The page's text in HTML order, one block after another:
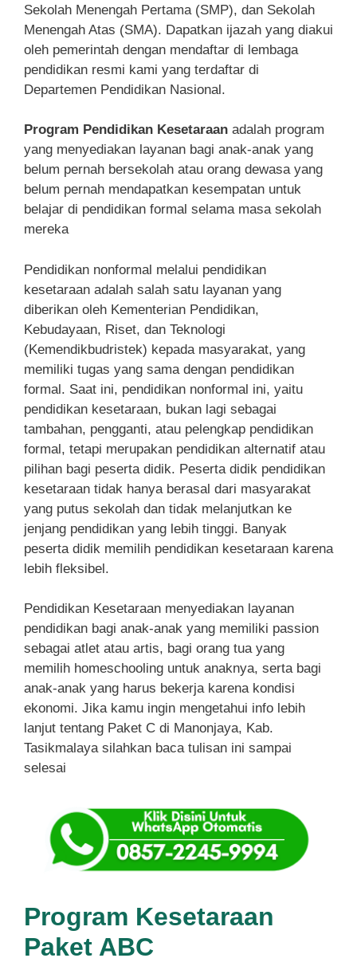
Sekolah Menengah Pertama (SMP), dan Sekolah
Menengah Atas (SMA). Dapatkan ijazah yang diakui
oleh pemerintah dengan mendaftar di lembaga
pendidikan resmi kami yang terdaftar di
Departemen Pendidikan Nasional.
Program Pendidikan Kesetaraan adalah program
yang menyediakan layanan bagi anak-anak yang
belum pernah bersekolah atau orang dewasa yang
belum pernah mendapatkan kesempatan untuk
belajar di pendidikan formal selama masa sekolah
mereka
Pendidikan nonformal melalui pendidikan
kesetaraan adalah salah satu layanan yang
diberikan oleh Kementerian Pendidikan,
Kebudayaan, Riset, dan Teknologi
(Kemendikbudristek) kepada masyarakat, yang
memiliki tugas yang sama dengan pendidikan
formal. Saat ini, pendidikan nonformal ini, yaitu
pendidikan kesetaraan, bukan lagi sebagai
tambahan, pengganti, atau pelengkap pendidikan
formal, tetapi merupakan pendidikan alternatif atau
pilihan bagi peserta didik. Peserta didik pendidikan
kesetaraan tidak hanya berasal dari masyarakat
yang putus sekolah dan tidak melanjutkan ke
jenjang pendidikan yang lebih tinggi. Banyak
peserta didik memilih pendidikan kesetaraan karena
lebih fleksibel.
Pendidikan Kesetaraan menyediakan layanan
pendidikan bagi anak-anak yang memiliki passion
sebagai atlet atau artis, bagi orang tua yang
memilih homeschooling untuk anaknya, serta bagi
anak-anak yang harus bekerja karena kondisi
ekonomi. Jika kamu ingin mengetahui info lebih
lanjut tentang Paket C di Manonjaya, Kab.
Tasikmalaya silahkan baca tulisan ini sampai
selesai
Program Kesetaraan
Paket ABC